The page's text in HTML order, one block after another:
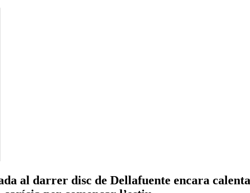
al darrer disc de Dellafuente encara